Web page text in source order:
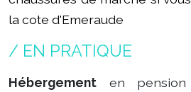
la cote d'Emeraude
/ EN PRATIQUE
Hébergement en